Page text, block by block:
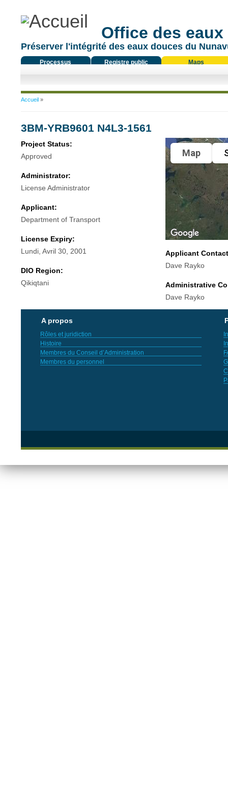
Office des
Préserver l'intégrité des eaux douces du
Processus
Registre public Maps
Vous êtes ici
Accueil»
3BM-YRB9601 N4L3-1561
Project Status:
Approved
Administrator:
License Administrator
Applicant:
Department of Transport
License Expiry:
Lundi, Avril 30, 2001
DIO Region:
Qikiqtani
Map
Applicant
Dave Rayko
Administrative
Dave Rayko
A propos
Rôles et juridiction
Histoire
Membres du Conseil d’Administration
Membres du personnel